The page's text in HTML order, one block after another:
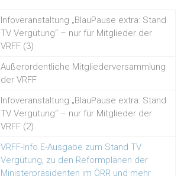
Infoveranstaltung „BlauPause extra: Stand
TV Vergütung“ – nur für Mitglieder der
VRFF (3)
Außerordentliche Mitgliederversammlung
der VRFF
Infoveranstaltung „BlauPause extra: Stand
TV Vergütung“ – nur für Mitglieder der
VRFF (2)
VRFF-Info E-Ausgabe zum Stand TV
Vergütung, zu den Reformplänen der
Ministerpräsidenten im ÖRR und mehr